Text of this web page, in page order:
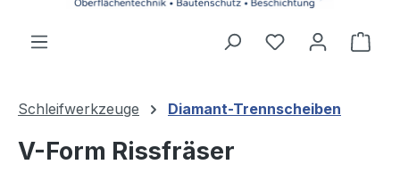
Du hast 0
Schleifwerkzeuge Diamant-Trennscheiben
V-Form Rissfräser